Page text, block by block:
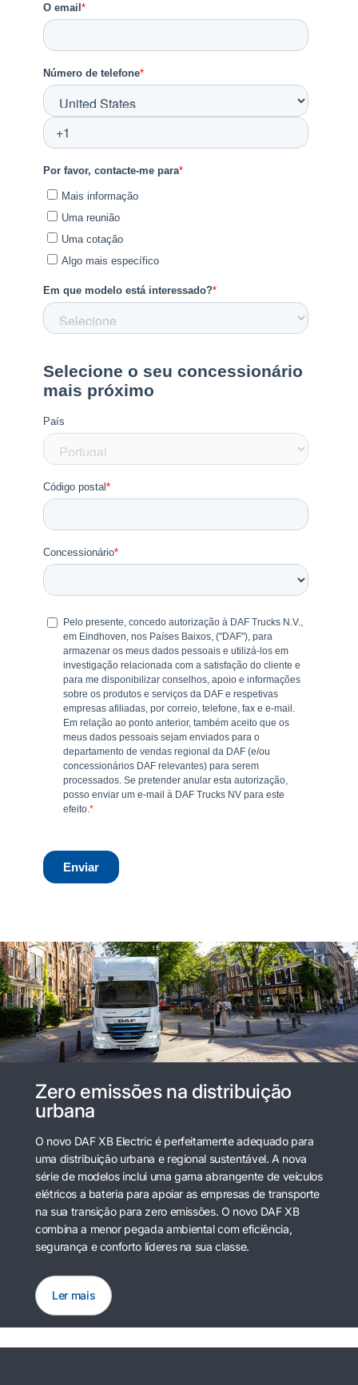
Zero emissões na distribuição
urbana
O novo DAF XB Electric é perfeitamente adequado para
uma distribuição urbana e regional sustentável. A nova
série de modelos inclui uma gama abrangente de veículos
elétricos a bateria para apoiar as empresas de transporte
na sua transição para zero emissões. O novo DAF XB
combina a menor pegada ambiental com eficiência,
segurança e conforto líderes na sua classe.
Ler mais